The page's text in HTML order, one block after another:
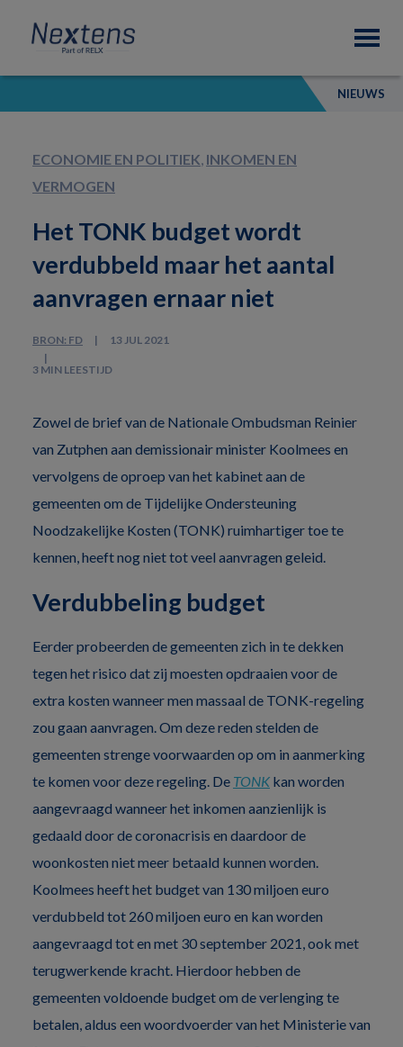
primary
navigation
content
footer
Nextens
Fiscaal
partner
van
NIEUWS
ECONOMIE EN POLITIEK, INKOMEN EN
VERMOGEN
Het TONK budget wordt
verdubbeld maar het aantal
aanvragen ernaar niet
BRON: FD 13 JUL 2021
3 MIN LEESTIJD
Zowel de brief van de Nationale Ombudsman Reinier
van Zutphen aan demissionair minister Koolmees en
vervolgens de oproep van het kabinet aan de
gemeenten om de Tijdelijke Ondersteuning
Noodzakelijke Kosten (TONK) ruimhartiger toe te
kennen, heeft nog niet tot veel aanvragen geleid.
Verdubbeling budget
Eerder probeerden de gemeenten zich in te dekken
tegen het risico dat zij moesten opdraaien voor de
extra kosten wanneer men massaal de TONK-regeling
zou gaan aanvragen. Om deze reden stelden de
gemeenten strenge voorwaarden op om in aanmerking
te komen voor deze regeling. De TONK kan worden
aangevraagd wanneer het inkomen aanzienlijk is
gedaald door de coronacrisis en daardoor de
woonkosten niet meer betaald kunnen worden.
Koolmees heeft het budget van 130 miljoen euro
verdubbeld tot 260 miljoen euro en kan worden
aangevraagd tot en met 30 september 2021, ook met
terugwerkende kracht. Hierdoor hebben de
gemeenten voldoende budget om de verlenging te
betalen, aldus een woordvoerder van het Ministerie van